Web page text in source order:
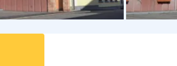
vom